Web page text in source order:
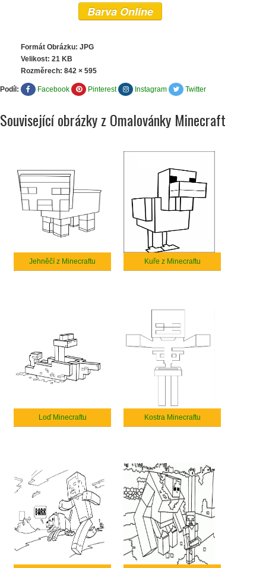
Barva Online
Formát Obrázku: JPG
Velikost: 21 KB
Rozměrech: 842 × 595
Podíl: Facebook Pinterest Instagram Twitter
Související obrázky z Omalovánky Minecraft
Jehněčí z Minecraftu Kuře z Minecraftu
Loď Minecraftu Kostra Minecraftu